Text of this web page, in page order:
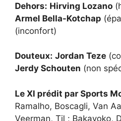
Dehors: Hirving Lozano
Armel Bella-Kotchap
(inconfort)
Douteux: Jordan Teze
Jerdy Schouten (non
Le XI prédit par Sports
Ramalho, Boscagli, Van
Veerman, Til ; Bakayoko,